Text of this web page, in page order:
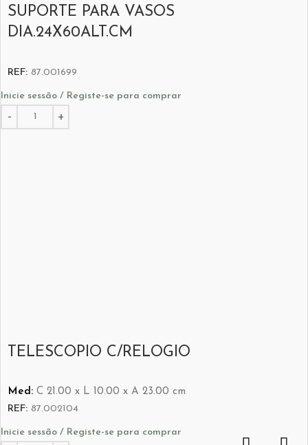
SUPORTE PARA VASOS
DIA.24X60ALT.CM
REF: 87.001699
Inicie sessão / Registe-se para comprar
TELESCOPIO C/RELOGIO
Med: C 21.00 x L 10.00 x A 23.00 cm
REF: 87.002104
Inicie sessão / Registe-se para comprar